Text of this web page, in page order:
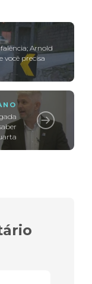
Arnold
você precisa